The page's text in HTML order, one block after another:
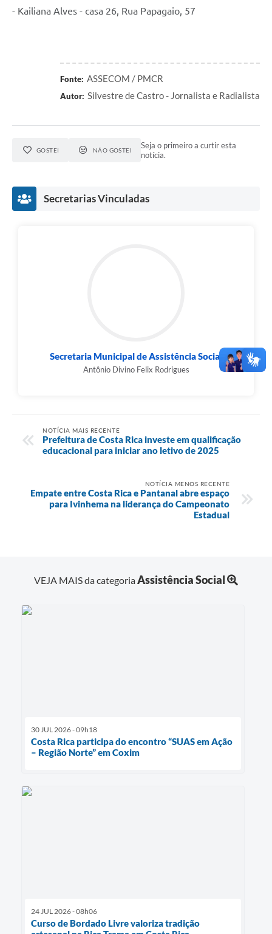
- Kailiana Alves - casa 26, Rua Papagaio, 57
Fonte: ASSECOM / PMCR
Autor: Silvestre de Castro - Jornalista e Radialista
GOSTEI NÃO GOSTEI
Seja o primeiro a curtir esta
notícia.
Secretarias Vinculadas
Secretaria Municipal de Assistência Social
Antônio Divino Felix Rodrigues
NOTÍCIA MAIS RECENTE
Prefeitura de Costa Rica investe em qualificação
educacional para iniciar ano letivo de 2025
NOTÍCIA MENOS RECENTE
Empate entre Costa Rica e Pantanal abre espaço
para Ivinhema na liderança do Campeonato
Estadual
VEJA MAIS da categoriaAssistência Social
30 JUL 2026 - 09h18
Costa Rica participa do encontro “SUAS em Ação
– Região Norte” em Coxim
24 JUL 2026 - 08h06
Curso de Bordado Livre valoriza tradição